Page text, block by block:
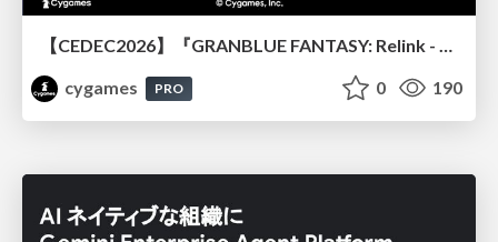
【CEDEC2026】『GRANBLUE FANTASY: Relink - Endless Ragnarok』のバトル制作事例 ～最高のキャラゲーを目指して～
cygames
PRO 0 190